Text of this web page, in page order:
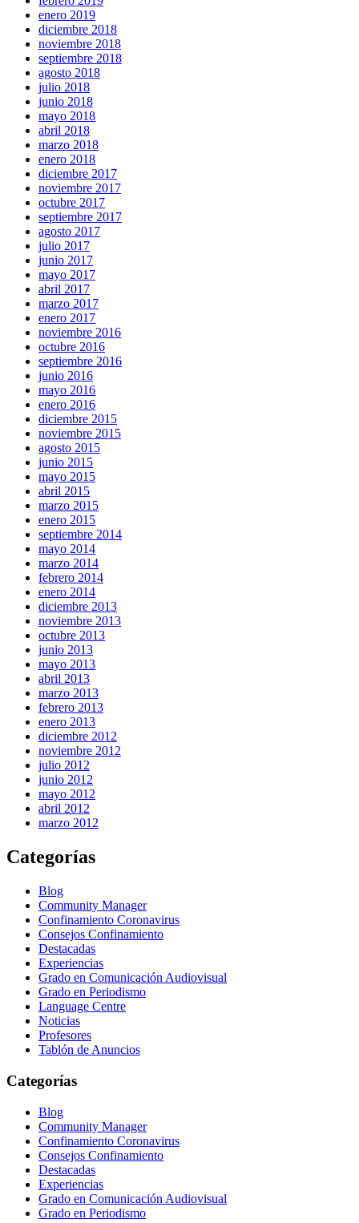
enero 2019
diciembre 2018
noviembre 2018
septiembre 2018
agosto 2018
julio 2018
junio 2018
mayo 2018
abril 2018
marzo 2018
enero 2018
diciembre 2017
noviembre 2017
octubre 2017
septiembre 2017
agosto 2017
julio 2017
junio 2017
mayo 2017
abril 2017
marzo 2017
enero 2017
noviembre 2016
octubre 2016
septiembre 2016
junio 2016
mayo 2016
enero 2016
diciembre 2015
noviembre 2015
agosto 2015
junio 2015
mayo 2015
abril 2015
marzo 2015
enero 2015
septiembre 2014
mayo 2014
marzo 2014
febrero 2014
enero 2014
diciembre 2013
noviembre 2013
octubre 2013
junio 2013
mayo 2013
abril 2013
marzo 2013
febrero 2013
enero 2013
diciembre 2012
noviembre 2012
julio 2012
junio 2012
mayo 2012
abril 2012
marzo 2012
Categorías
Blog
Community Manager
Confinamiento Coronavirus
Consejos Confinamiento
Destacadas
Experiencias
Grado en Comunicación Audiovisual
Grado en Periodismo
Language Centre
Noticias
Profesores
Tablón de Anuncios
Categorías
Blog
Community Manager
Confinamiento Coronavirus
Consejos Confinamiento
Destacadas
Experiencias
Grado en Comunicación Audiovisual
Grado en Periodismo